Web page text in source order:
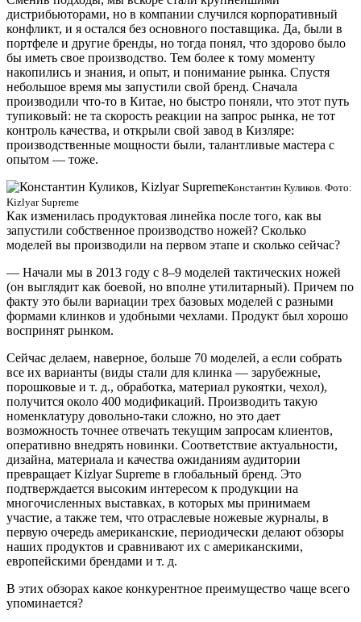
дистрибьюторами, но в компании случился корпоративный
конфликт, и я остался без основного поставщика. Да, были в
портфеле и другие бренды, но тогда понял, что здорово было
бы иметь свое производство. Тем более к тому моменту
накопились и знания, и опыт, и понимание рынка. Спустя
небольшое время мы запустили свой бренд. Сначала
производили что-то в Китае, но быстро поняли, что этот путь
тупиковый: не та скорость реакции на запрос рынка, не тот
контроль качества, и открыли свой завод в Кизляре:
производственные мощности были, талантливые мастера с
опытом — тоже.
Константин Куликов. Фото:
Kizlyar Supreme
Как изменилась продуктовая линейка после того, как вы
запустили собственное производство ножей? Сколько
моделей вы производили на первом этапе и сколько сейчас?
— Начали мы в 2013 году с 8–9 моделей тактических ножей
(он выглядит как боевой, но вполне утилитарный). Причем по
факту это были вариации трех базовых моделей с разными
формами клинков и удобными чехлами. Продукт был хорошо
воспринят рынком.
Сейчас делаем, наверное, больше 70 моделей, а если собрать
все их варианты (виды стали для клинка — зарубежные,
порошковые и т. д., обработка, материал рукоятки, чехол),
получится около 400 модификаций. Производить такую
номенклатуру довольно-таки сложно, но это дает
возможность точнее отвечать текущим запросам клиентов,
оперативно внедрять новинки. Соответствие актуальности,
дизайна, материала и качества ожиданиям аудитории
превращает Kizlyar Supreme в глобальный бренд. Это
подтверждается высоким интересом к продукции на
многочисленных выставках, в которых мы принимаем
участие, а также тем, что отраслевые ножевые журналы, в
первую очередь американские, периодически делают обзоры
наших продуктов и сравнивают их с американскими,
европейскими брендами и т. д.
В этих обзорах какое конкурентное преимущество чаще всего
упоминается?